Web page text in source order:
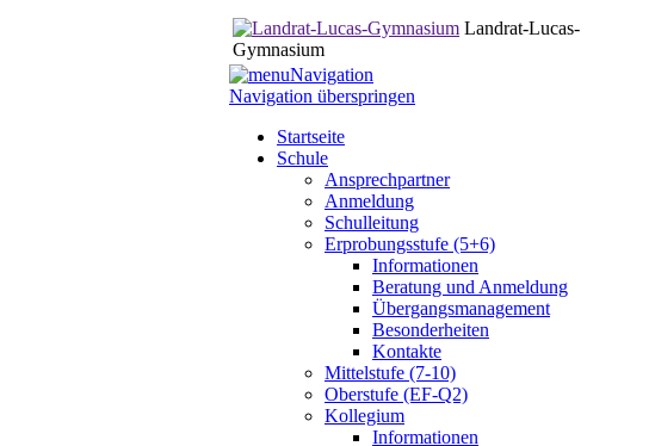
Landrat-Lucas-
Gymnasium
Navigation
Navigation überspringen
Startseite
Schule
Ansprechpartner
Anmeldung
Schulleitung
Erprobungsstufe (5+6)
Informationen
Beratung und Anmeldung
Übergangsmanagement
Besonderheiten
Kontakte
Mittelstufe (7-10)
Oberstufe (EF-Q2)
Kollegium
Informationen